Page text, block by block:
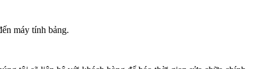
máy tính bảng.